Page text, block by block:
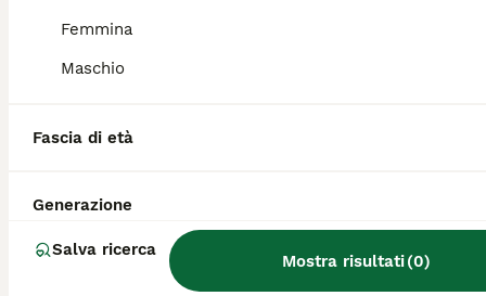
Femmina
Maschio
Fascia di età
Generazione
Salva ricerca
Mostra risultati(0)
Qual è la taglia di un Tosa